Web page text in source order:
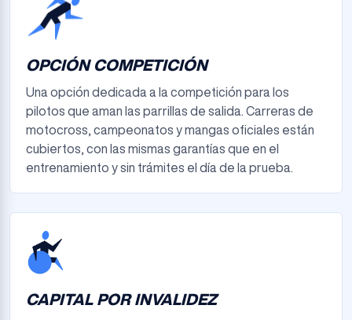
OPCIÓN COMPETICIÓN
Una opción dedicada a la competición para los
pilotos que aman las parrillas de salida. Carreras de
motocross, campeonatos y mangas oficiales están
cubiertos, con las mismas garantías que en el
entrenamiento y sin trámites el día de la prueba.
CAPITAL POR INVALIDEZ